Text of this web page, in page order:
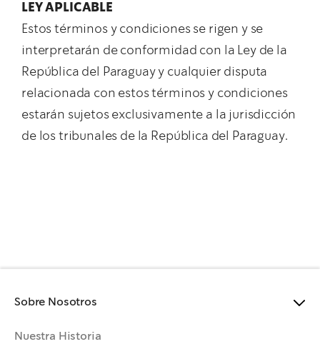
LEY APLICABLE
Estos términos y condiciones se rigen y se
interpretarán de conformidad con la Ley de la
República del Paraguay y cualquier disputa
relacionada con estos términos y condiciones
estarán sujetos exclusivamente a la jurisdicción
de los tribunales de la República del Paraguay.
Sobre Nosotros
Nuestra Historia